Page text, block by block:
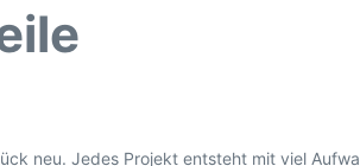
neu. Jedes Projekt entsteht mit viel